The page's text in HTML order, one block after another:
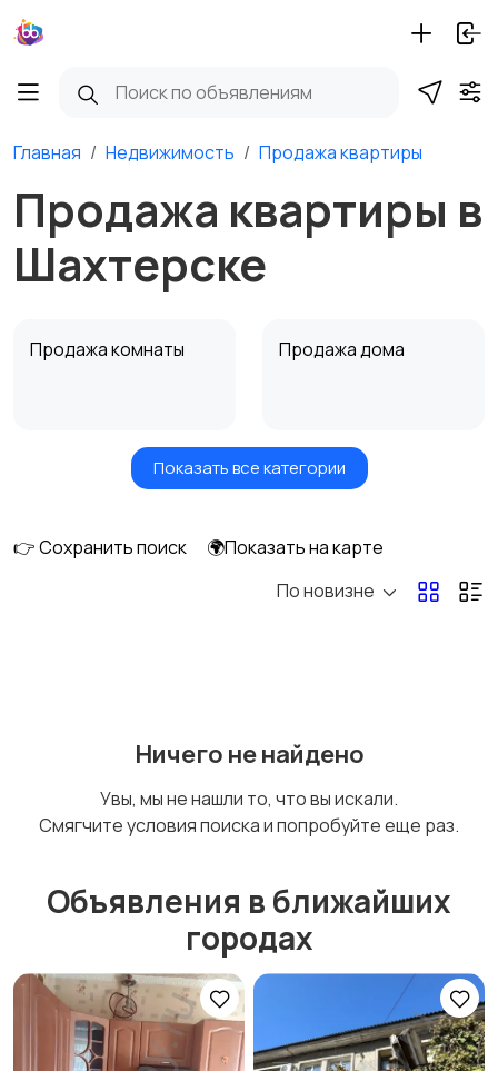
Главная Недвижимость Продажа квартиры
Продажа квартиры в
Шахтерске
Продажа комнаты Продажа дома
Земельные участки
Аренда квартиры
Аренда дома
посуточно
посуточно
недвижимость
Прочие строения Продажа квартиры
Показать все категории
👉 Сохранить поиск
🌍Показать на карте
По новизне
Ничего не найдено
Увы, мы не нашли то, что вы искали.
Смягчите условия поиска и попробуйте еще раз.
Объявления в ближайших
городах